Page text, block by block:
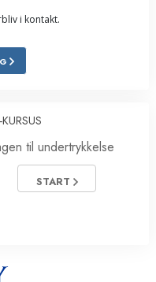
i kontakt.
til undertrykkelse
START